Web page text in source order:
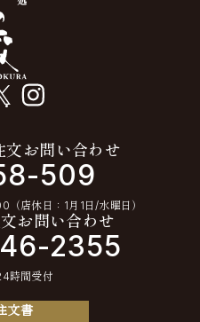
instagram
文お問い合わせ
509
店休日：1月1日/水曜日）
お問い合わせ
2355
時間受付
文書